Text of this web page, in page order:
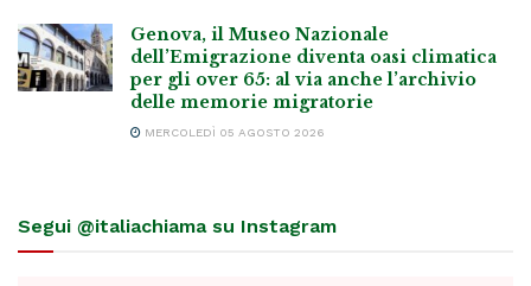
Genova, il Museo Nazionale
dell’Emigrazione diventa oasi climatica
per gli over 65: al via anche l’archivio
delle memorie migratorie
MERCOLEDÌ 05 AGOSTO 2026
Segui @italiachiama su Instagram